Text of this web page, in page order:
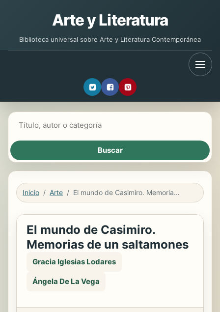
Arte y Literatura
Biblioteca universal sobre Arte y Literatura Contemporánea
Inicio Arte El mundo de Casimiro. Memorias de un saltamones
El mundo de Casimiro.
Memorias de un saltamones
Gracia Iglesias Lodares
Ángela De La Vega